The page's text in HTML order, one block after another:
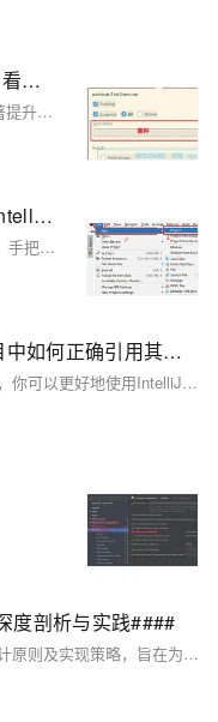
IDEA项目调试你都会用了么，快看看是否有你不知道的调试技巧
在IntelliJ IDEA中，熟练运用调试工具可显著提升开发效率。通过设置断点、单步执行、变量监控等功能，快速定位问题并优化代码性能。此外，掌握多线程调试、异常处理及远程调试技巧也至关重要。为提高效率，建议合理使用条件断点、快捷键与日志监控，同时不断学习总结经验。若觉得有用，别忘了点赞收藏！
【Java基础-环境搭建-创建项目】IntelliJ IDEA创建Java项目的详细步骤
IntelliJ IDEA创建Java项目的图文详细步骤，手把手带你创建Java项目
IntelliJ IDEA使用技巧：在一个项目中如何正确引用其他子模块。
我希望这个解答可以帮助你，有了这些知识，你可以更好地使用IntelliJ IDEA并轻松处理项目中的子模块。
度剖析与实践####
本文深入探讨了微服务架构的核心理念、设计原则及实现策略，旨在为开发者提供一套系统化的方法论，助力其构建灵活、可扩展且易于维护的后端服务体系。通过案例分析与实战经验分享，揭示了微服务在提升开发效率、优化资源利用及增强系统稳定性方面的关键作用。文章首先概述了微服务架构的基本概念，随后详细阐述了其在后端开发中的应用优势与面临的挑战，最后结合具体实例，展示了如何从零开始规划并实施一个基于微服务的后端项目。 ####